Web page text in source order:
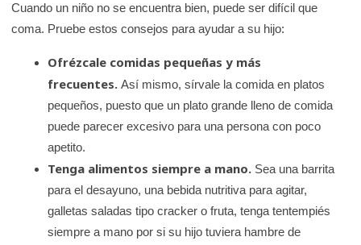
Cuando un niño no se encuentra bien, puede ser difícil que
coma. Pruebe estos consejos para ayudar a su hijo:
Ofrézcale comidas pequeñas y más
frecuentes.Así mismo, sírvale la comida en platos
pequeños, puesto que un plato grande lleno de comida
puede parecer excesivo para una persona con poco
apetito.
Tenga alimentos siempre a mano. Sea una barrita
para el desayuno, una bebida nutritiva para agitar,
galletas saladas tipo cracker o fruta, tenga tentempiés
siempre a mano por si su hijo tuviera hambre de